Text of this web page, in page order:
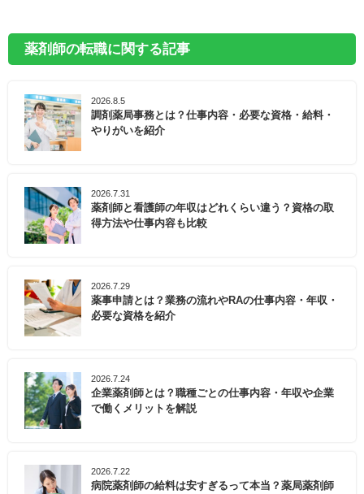
薬剤師の転職に関する記事
2026.8.5
調剤薬局事務とは？仕事内容・必要な資格・給料・
やりがいを紹介
2026.7.31
薬剤師と看護師の年収はどれくらい違う？資格の取
得方法や仕事内容も比較
2026.7.29
薬事申請とは？業務の流れやRAの仕事内容・年収・
必要な資格を紹介
2026.7.24
企業薬剤師とは？職種ごとの仕事内容・年収や企業
で働くメリットを解説
2026.7.22
病院薬剤師の給料は安すぎるって本当？薬局薬剤師